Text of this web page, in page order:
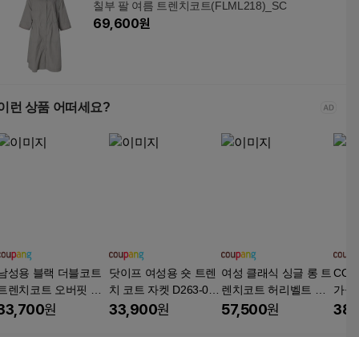
칠부 팔 여름 트렌치코트(FLML218)_SC
69,600원
런 상품 어떠세요?
성용 블랙 더블코트
렌치코트 오버핏 캐
얼 아우터
원
닷이프 여성용 숏 트렌
치 코트 자켓 D263-071
2B
33,900원
여성 클래식 싱글 롱 트
렌치코트 허리벨트 루
즈핏 봄가을 간절기 2
57,500원
가을
한